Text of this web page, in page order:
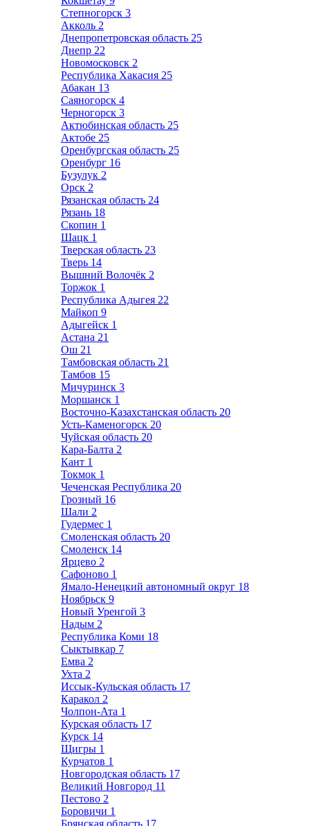
Степногорск 3
Акколь 2
Днепропетровская область 25
Днепр 22
Новомосковск 2
Республика Хакасия 25
Абакан 13
Саяногорск 4
Черногорск 3
Актюбинская область 25
Актобе 25
Оренбургская область 25
Оренбург 16
Бузулук 2
Орск 2
Рязанская область 24
Рязань 18
Скопин 1
Шацк 1
Тверская область 23
Тверь 14
Вышний Волочёк 2
Торжок 1
Республика Адыгея 22
Майкоп 9
Адыгейск 1
Астана 21
Ош 21
Тамбовская область 21
Тамбов 15
Мичуринск 3
Моршанск 1
Восточно-Казахстанская область 20
Усть-Каменогорск 20
Чуйская область 20
Кара-Балта 2
Кант 1
Токмок 1
Чеченская Республика 20
Грозный 16
Шали 2
Гудермес 1
Смоленская область 20
Смоленск 14
Ярцево 2
Сафоново 1
Ямало-Ненецкий автономный округ 18
Ноябрьск 9
Новый Уренгой 3
Надым 2
Республика Коми 18
Сыктывкар 7
Емва 2
Ухта 2
Иссык-Кульская область 17
Каракол 2
Чолпон-Ата 1
Курская область 17
Курск 14
Щигры 1
Курчатов 1
Новгородская область 17
Великий Новгород 11
Пестово 2
Боровичи 1
Брянская область 17